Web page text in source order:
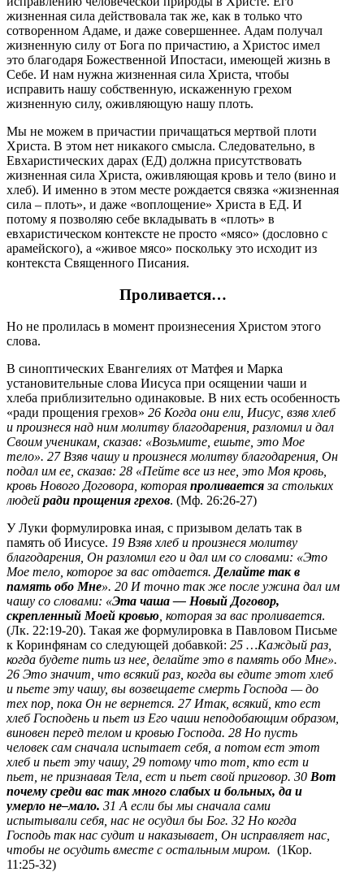
жизненная сила действовала так же, как в только что
сотворенном Адаме, и даже совершеннее. Адам получал
жизненную силу от Бога по причастию, а Христос имел
это благодаря Божественной Ипостаси, имеющей жизнь в
Себе. И нам нужна жизненная сила Христа, чтобы
исправить нашу собственную, искаженную грехом
жизненную силу, оживляющую нашу плоть.
Мы не можем в причастии причащаться мертвой плоти
Христа. В этом нет никакого смысла. Следовательно, в
Евхаристических дарах (ЕД) должна присутствовать
жизненная сила Христа, оживляющая кровь и тело (вино и
хлеб). И именно в этом месте рождается связка «жизненная
сила – плоть», и даже «воплощение» Христа в ЕД. И
потому я позволяю себе вкладывать в «плоть» в
евхаристическом контексте не просто «мясо» (дословно с
арамейского), а «живое мясо» поскольку это исходит из
контекста Священного Писания.
Проливается…
Но не пролилась в момент произнесения Христом этого
слова.
В синоптических Евангелиях от Матфея и Марка
установительные слова Иисуса при осящении чаши и
хлеба приблизительно одинаковые. В них есть особенность
«ради прощения грехов» 26 Когда они ели, Иисус, взяв хлеб
и произнеся над ним молитву благодарения, разломил и дал
Своим ученикам, сказав: «Возьмите, ешьте, это Мое
тело». 27 Взяв чашу и произнеся молитву благодарения, Он
подал им ее, сказав: 28 «Пейте все из нее, это Моя кровь,
кровь Нового Договора, которая проливаетсяза стольких
людей ради прощения грехов. (Мф. 26:26-27)
У Луки формулировка иная, с призывом делать так в
память об Иисусе. 19 Взяв хлеб и произнеся молитву
благодарения, Он разломил его и дал им со словами: «Это
Мое тело, которое за вас отдается. Делайте так в
память обо Мне». 20 И точно так же после ужина дал им
чашу со словами: «Эта чаша — Новый Договор,
скрепленный Моей кровью , которая за вас проливается.
(Лк. 22:19-20). Такая же формулировка в Павловом Письме
к Коринфянам со следующей добавкой: 25 …Каждый раз,
когда будете пить из нее, делайте это в память обо Мне».
26 Это значит, что всякий раз, когда вы едите этот хлеб
и пьете эту чашу, вы возвещаете смерть Господа — до
тех пор, пока Он не вернется. 27 Итак, всякий, кто ест
хлеб Господень и пьет из Его чаши неподобающим образом,
виновен перед телом и кровью Господа. 28 Но пусть
человек сам сначала испытает себя, а потом ест этот
хлеб и пьет эту чашу, 29 потому что тот, кто ест и
пьет, не признавая Тела, ест и пьет свой приговор. 30 Вот
почему среди вас так много слабых и больных, да и
умерло не–мало. 31 А если бы мы сначала сами
испытывали себя, нас не осудил бы Бог. 32 Но когда
Господь так нас судит и наказывает, Он исправляет нас,
чтобы не осудить вместе с остальным миром. (1Кор.
11:25-32)